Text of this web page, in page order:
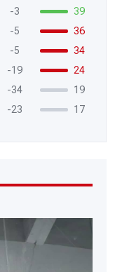
-3
39
-5
36
-5
34
-19
24
-34
19
-23 17